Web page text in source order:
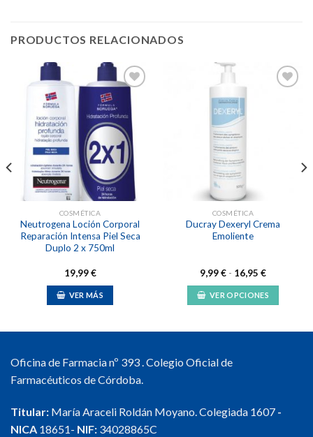
PRODUCTOS RELACIONADOS
Añadir
a la
lista de
deseos
COSMÉTICA
Neutrogena Loción Corporal
Reparación Intensa Piel Seca
Duplo 2 x 750ml
19,99€
VER MÁS
COSMÉTICA
Ducray Dexeryl Crema
Emoliente
9,99€ - 16,95 €Rango
precios:
desde
9,99 €
VER OPCIONES
se
Oficina de Farmacia nº 393 . Colegio Oficial de
Farmacéuticos de Córdoba.
Titular: María Araceli Roldán Moyano. Colegiada 1607 -
NICA 18651- NIF: 34028865C